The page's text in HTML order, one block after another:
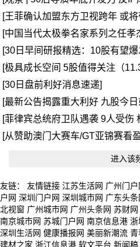
[王菲确认加盟东方卫视跨年 或
[中国当代太极拳名家系列之任孝
[30日早间研报精选：10股有望爆
[极具成长空间 5股值得关注（
[30日盘前利好消息速递]
[最新公告揭露重大利好 九股今日
[菲律宾总统府卫队遇袭 9人受伤
[从赞助澳门大赛车/GT亚锦赛看
进入该
友链： 友情链接 江苏生活网 广州门户
户网 深圳门户网 深圳城市网 广东头条
北视窗 广州城市网 广州头条网 苏财网
南京城市网 苏城门户网 南京信息港 浙
深圳生活网 健康播报网 美丽新潮流 青
建材之家 浙江信息港 软文平台 新闻稿